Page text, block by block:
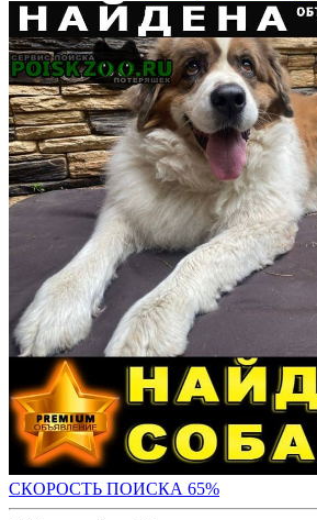
СКОРОСТЬ ПОИСКА 65%